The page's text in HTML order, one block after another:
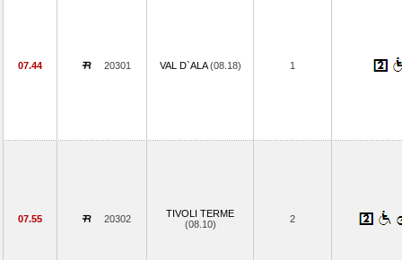
07.44 20301 VAL D`ALA(08.18) 1
07.55 20302
TIVOLI TERME
(08.10)
2